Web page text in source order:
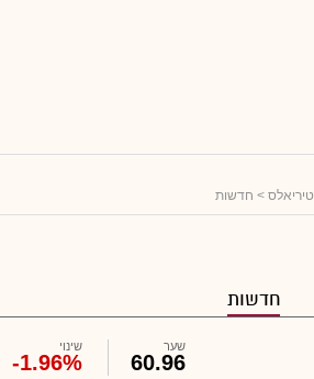
> חדשות
חדשות
שער
60.96
שינוי
-1.96%